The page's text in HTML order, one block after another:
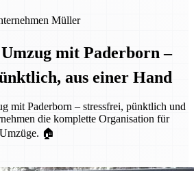
Müller
mit Paderborn –
aus einer Hand
mit Paderborn – stressfrei, pünktlich und
die komplette Organisation für
🏠